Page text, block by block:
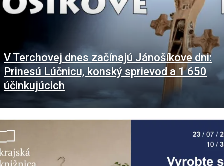
V Terchovej dnes začínajú Jánošíkove dni:
Prinesú Lúčnicu, konský sprievod a 1 650
účinkujúcich